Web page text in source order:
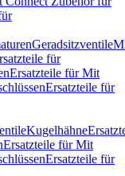
Geradsitzventile
für
Ersatzteile für Mit
Ersatzteile für
Kugelhähne
Ersatzteile für Mit
Ersatzteile für